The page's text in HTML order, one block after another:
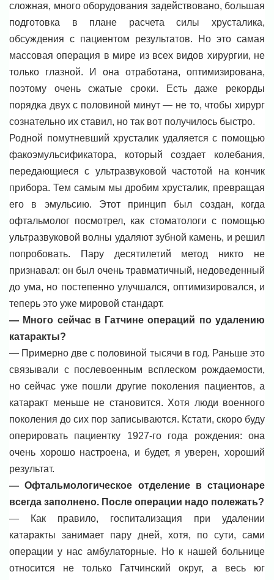
сложная, много оборудования задействовано, большая
подготовка в плане расчета силы хрусталика,
обсуждения с пациентом результатов. Но это самая
массовая операция в мире из всех видов хирургии, не
только глазной. И она отработана, оптимизирована,
поэтому очень сжатые сроки. Есть даже рекорды
порядка двух с половиной минут — не то, чтобы хирург
сознательно их ставил, но так вот получилось быстро.
Родной помутневший хрусталик удаляется с помощью
факоэмульсификатора, который создает колебания,
передающиеся с ультразвуковой частотой на кончик
прибора. Тем самым мы дробим хрусталик, превращая
его в эмульсию. Этот принцип был создан, когда
офтальмолог посмотрел, как стоматологи с помощью
ультразвуковой волны удаляют зубной камень, и решил
попробовать. Пару десятилетий метод никто не
признавал: он был очень травматичный, недоведенный
до ума, но постепенно улучшался, оптимизировался, и
теперь это уже мировой стандарт.
— Много сейчас в Гатчине операций по удалению
катаракты?
— Примерно две с половиной тысячи в год. Раньше это
связывали с послевоенным всплеском рождаемости,
но сейчас уже пошли другие поколения пациентов, а
катаракт меньше не становится. Хотя люди военного
поколения до сих пор записываются. Кстати, скоро буду
оперировать пациентку 1927-го года рождения: она
очень хорошо настроена, и будет, я уверен, хороший
результат.
— Офтальмологическое отделение в стационаре
всегда заполнено. После операции надо полежать?
— Как правило, госпитализация при удалении
катаракты занимает пару дней, хотя, по сути, сами
операции у нас амбулаторные. Но к нашей больнице
относится не только Гатчинский округ, а весь юг